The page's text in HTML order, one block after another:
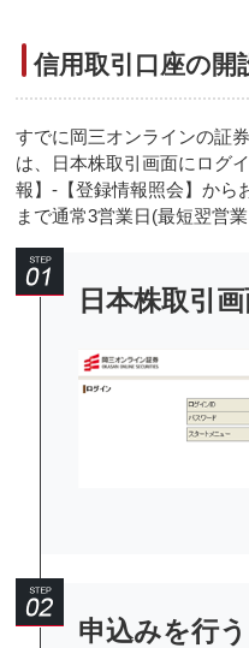
信用取引口座の開
すでに岡三オンラインの証
は、日本株取引画面にログ
報】-【登録情報照会】から
まで通常3営業日(最短翌営
日本株取引
申込みを行う